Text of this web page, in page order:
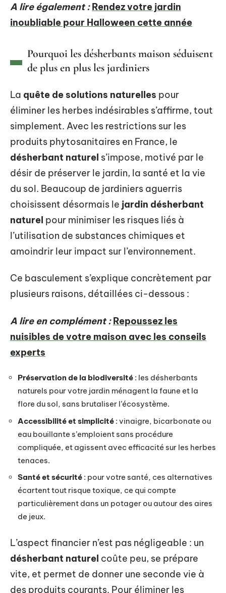
A lire également : Rendez votre jardin
inoubliable pour Halloween cette année
Pourquoi les désherbants maison séduisent
de plus en plus les jardiniers
La quête de solutions naturelles pour
éliminer les herbes indésirables s’affirme, tout
simplement. Avec les restrictions sur les
produits phytosanitaires en France, le
désherbant naturel s’impose, motivé par le
désir de préserver le jardin, la santé et la vie
du sol. Beaucoup de jardiniers aguerris
choisissent désormais le jardin désherbant
naturel pour minimiser les risques liés à
l’utilisation de substances chimiques et
amoindrir leur impact sur l’environnement.
Ce basculement s’explique concrètement par
plusieurs raisons, détaillées ci-dessous :
A lire en complément : Repoussez les
nuisibles de votre maison avec les conseils
experts
Préservation de la biodiversité : les désherbants
naturels pour votre jardin ménagent la faune et la
flore du sol, sans brutaliser l’écosystème.
Accessibilité et simplicité : vinaigre, bicarbonate ou
eau bouillante s’emploient sans procédure
compliquée, et agissent avec efficacité sur les herbes
tenaces.
Santé et sécurité : pour votre santé, ces alternatives
écartent tout risque toxique, ce qui compte
particulièrement dans un potager ou autour des aires
de jeux.
L’aspect financier n’est pas négligeable : un
désherbant naturel coûte peu, se prépare
vite, et permet de donner une seconde vie à
des produits courants. Pour éliminer les